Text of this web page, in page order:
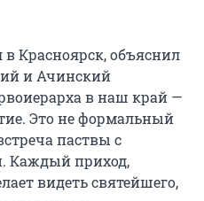
Красноярск, объяснил
и Ачинский
в наш край —
Это не формальный
паствы с
Каждый приход,
видеть святейшего,